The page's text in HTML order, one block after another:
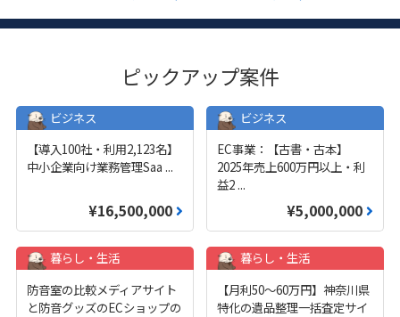
ピックアップ案件
ビジネス
【導入100社・利用2,123名】
中小企業向け業務管理Saa ...
¥16,500,000
ビジネス
EC事業：【古書・古本】
2025年売上600万円以上・利
益2 ...
¥5,000,000
暮らし・生活
防音室の比較メディアサイト
と防音グッズのECショップの
暮らし・生活
【月利50〜60万円】神奈川県
特化の遺品整理一括査定サイ